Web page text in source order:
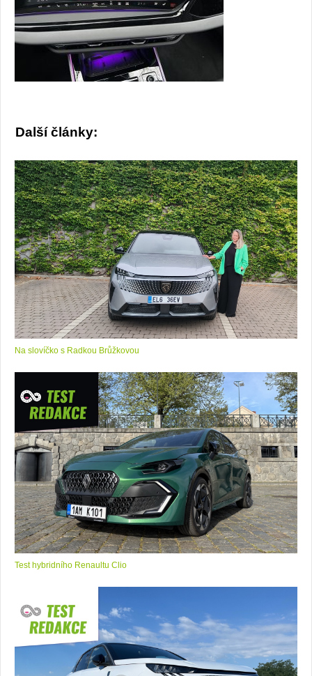
Další články:
Na slovíčko s Radkou Brůžkovou
Test hybridního Renaultu Clio